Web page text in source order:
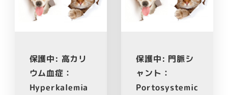
保護中: 高カリ
ウム血症：
Hyperkalemia
保護中: 門脈シ
ャント：
Portosystemic